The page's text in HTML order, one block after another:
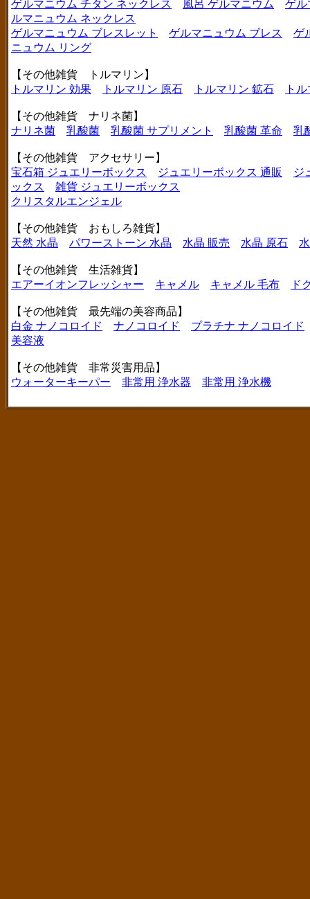
ゲルマニウム チタン ネックレス
風呂 ゲルマニウム
ゲル
ルマニュウム ネックレス
ゲルマニュウム ブレスレット
ゲルマニュウム ブレス
ゲ
ニュウム リング
【その他雑貨 トルマリン】
トルマリン 効果
トルマリン 原石 トルマリン 鉱石 ト
【その他雑貨 ナリネ菌】
ナリネ菌
乳酸菌 乳酸菌 サプリメント 乳酸菌 革命 乳
【その他雑貨 アクセサリー】
宝石箱 ジュエリーボックス
ジュエリーボックス 通販
ジ
ックス
雑貨 ジュエリーボックス
クリスタルエンジェル
【その他雑貨 おもしろ雑貨】
天然 水晶
パワーストーン 水晶 水晶 販売 水晶 原石
【その他雑貨 生活雑貨】
エアーイオンフレッシャー
キャメル キャメル 毛布 ド
【その他雑貨 最先端の美容商品】
白金 ナノコロイド
ナノコロイド
プラチナ ナノコロイド
美容液
【その他雑貨 非常災害用品】
ウォーターキーパー
非常用 浄水器 非常用 浄水機